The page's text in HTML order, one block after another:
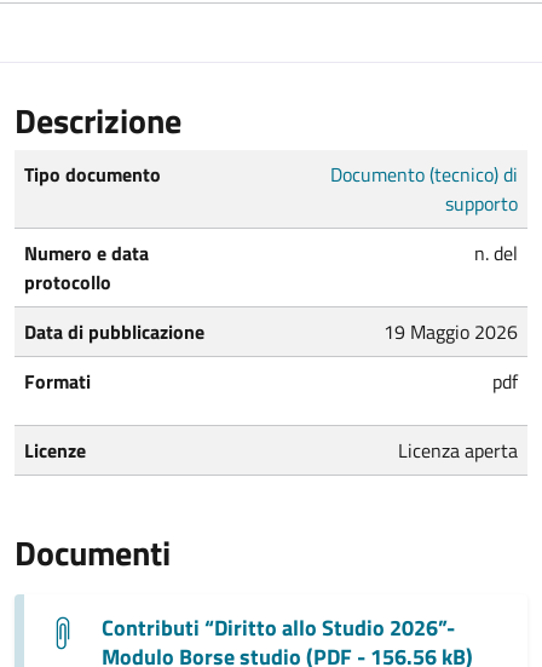
Descrizione
Tipo documento
Documento (tecnico) di
supporto
Numero e data
protocollo
n. del
Data di pubblicazione
19 Maggio 2026
Formati
pdf
Licenze Licenza aperta
Documenti
Contributi “Diritto allo Studio 2026”-
Modulo Borse studio (PDF - 156.56 kB)